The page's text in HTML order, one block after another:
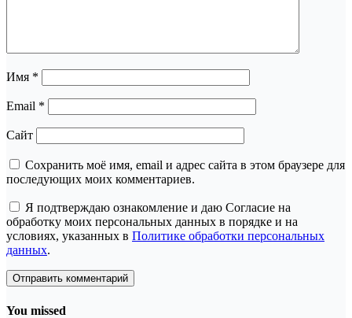
Имя *
Email *
Сайт
Сохранить моё имя, email и адрес сайта в этом браузере для
последующих моих комментариев.
Я подтверждаю ознакомление и даю Согласие на
обработку моих персональных данных в порядке и на
условиях, указанных в Политике обработки персональных
данных.
You missed